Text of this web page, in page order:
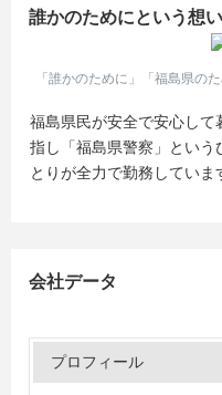
誰かのためにという想
「誰かのために」「福島県の
福島県民が安全で安心して
指し「福島県警察」という
とりが全力で勤務していま
会社データ
プロフィール